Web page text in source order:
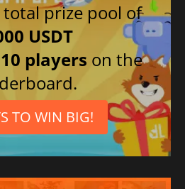
prize pool of
USDT
players on the
TO WIN BIG!